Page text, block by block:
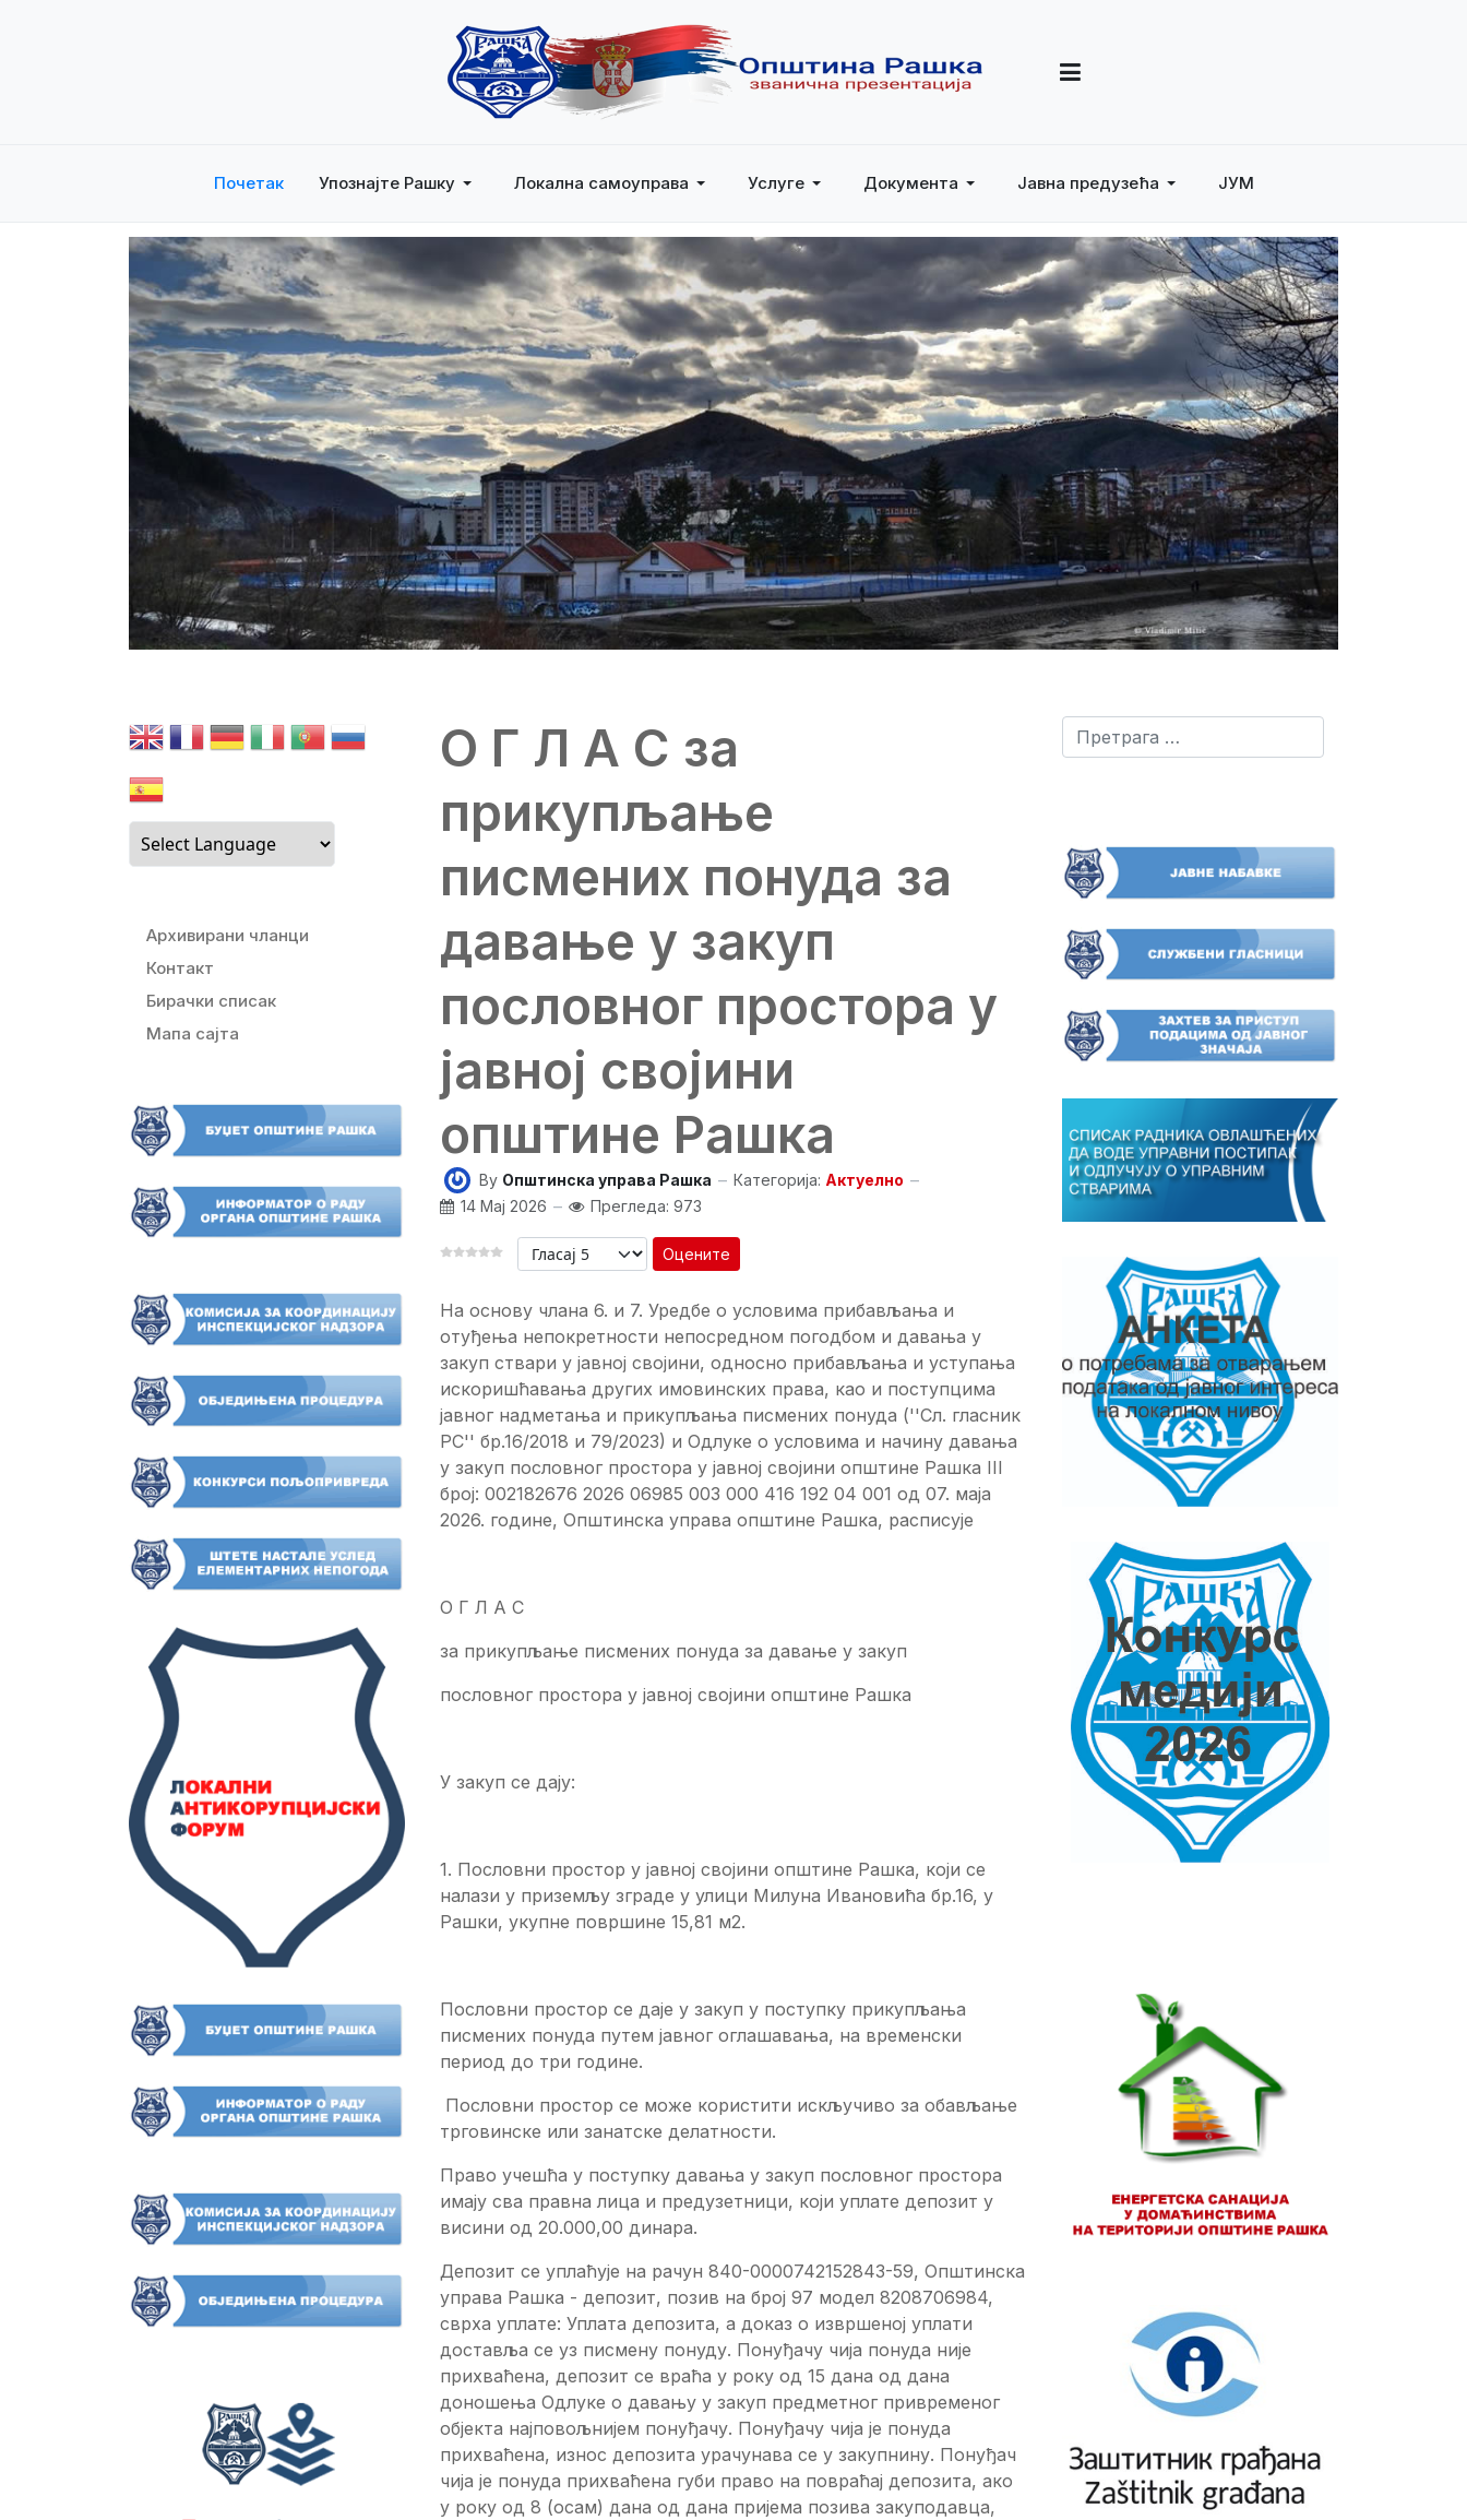
Почетак Упознајте Рашку Локална самоуправа Услуге Документа Јавна предузећа ЈУМ
О Г Л А С за
прикупљање
писмених понуда за
давање у закуп
пословног простора у
јавној својини
општине Рашка
By Општинска управа Рашка Категорија: Актуелно
14 Мај 2026
Прегледа: 973
Оцените
На основу члана 6. и 7. Уредбе о условима прибављања и
отуђења непокретности непосредном погодбом и давања у
закуп ствари у јавној својини, односно прибављања и уступања
искоришћавања других имовинских права, као и поступцима
јавног надметања и прикупљања писмених понуда (''Сл. гласник
РС'' бр.16/2018 и 79/2023) и Одлуке о условима и начину давања
у закуп пословног простора у јавној својини општине Рашка III
број: 002182676 2026 06985 003 000 416 192 04 001 од 07. маја
2026. године, Општинска управа општине Рашка, расписује
О Г Л А С
за прикупљање писмених понуда за давање у закуп
пословног простора у јавној својини општине Рашка
У закуп се дају:
1. Пословни простор у јавној својини општине Рашка, који се
налази у приземљу зграде у улици Милуна Ивановића бр.16, у
Рашки, укупне површине 15,81 м2.
Пословни простор се даје у закуп у поступку прикупљања
писмених понуда путем јавног оглашавања, на временски
период до три године.
Пословни простор се може користити искључиво за обављање
трговинске или занатске делатности.
Право учешћа у поступку давања у закуп пословног простора
имају сва правна лица и предузетници, који уплате депозит у
висини од 20.000,00 динара.
Депозит се уплаћује на рачун 840-0000742152843-59, Општинска
управа Рашка - депозит, позив на број 97 модел 8208706984,
сврха уплате: Уплата депозита, а доказ о извршеној уплати
доставља се уз писмену понуду. Понуђачу чија понуда није
прихваћена, депозит се враћа у року од 15 дана од дана
доношења Одлуке о давању у закуп предметног привременог
објекта најповољнијем понуђачу. Понуђачу чија је понуда
прихваћена, износ депозита урачунава се у закупнину. Понуђач
чија је понуда прихваћена губи право на повраћај депозита, ако
у року од 8 (осам) дана од дана пријема позива закуподавца,
Архивирани чланци
Контакт
Бирачки списак
Мапа сајта
Претрага